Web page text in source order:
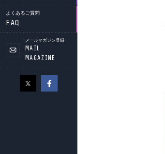
よくあるご質問
FAQ
メールマガジン登録
MAIL
MAGAZINE